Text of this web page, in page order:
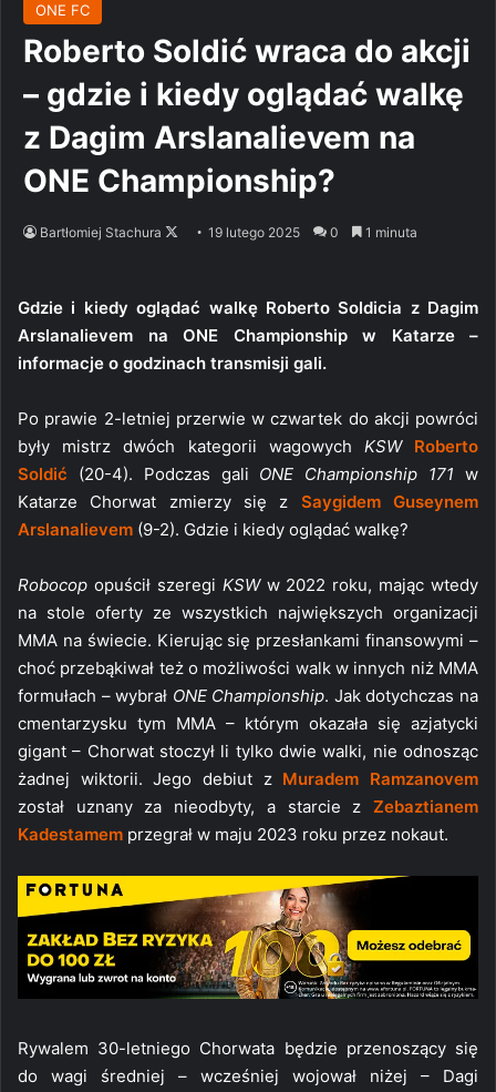
ONE FC
Roberto Soldić wraca do akcji
– gdzie i kiedy oglądać walkę
z Dagim Arslanalievem na
ONE Championship?
Bartłomiej Stachura
Follow19 lutego 2025 0 1 minuta
Gdzie i kiedy oglądać walkę Roberto Soldicia z Dagim
Arslanalievem na ONE Championship w Katarze –
informacje o godzinach transmisji gali.
Po prawie 2-letniej przerwie w czwartek do akcji powróci
były mistrz dwóch kategorii wagowych KSW
Roberto
Soldić (20-4). Podczas gali ONE Championship 171 w
Katarze Chorwat zmierzy się z Saygidem Guseynem
Arslanalievem (9-2). Gdzie i kiedy oglądać walkę?
Robocop opuścił szeregi KSWw 2022 roku, mając wtedy
na stole oferty ze wszystkich największych organizacji
MMA na świecie. Kierując się przesłankami finansowymi –
choć przebąkiwał też o możliwości walk w innych niż MMA
formułach – wybrał ONE Championship. Jak dotychczas na
cmentarzysku tym MMA – którym okazała się azjatycki
gigant – Chorwat stoczył li tylko dwie walki, nie odnosząc
żadnej wiktorii. Jego debiut z Muradem Ramzanovem
został uznany za nieodbyty, a starcie z Zebaztianem
Kadestamem przegrał w maju 2023 roku przez nokaut.
Rywalem 30-letniego Chorwata będzie przenoszący się
do wagi średniej – wcześniej wojował niżej – Dagi